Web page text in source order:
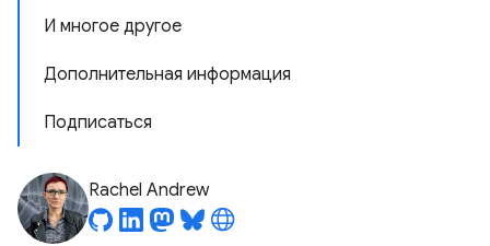
И многое другое
Дополнительная информация
Подписаться
Rachel Andrew